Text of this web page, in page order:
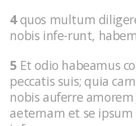
4quos multum
nobis infe-runt,
5 Et odio habeamus
peccatis suis; quia
nobis auferre
aeternam et se